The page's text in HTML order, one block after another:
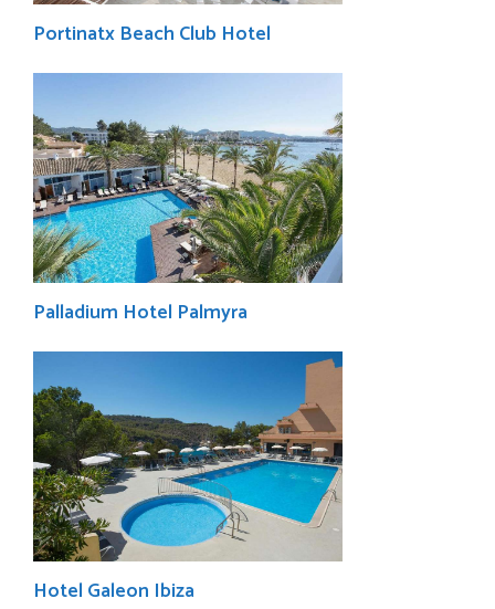
Portinatx Beach Club Hotel
Palladium Hotel Palmyra
Hotel Galeon Ibiza